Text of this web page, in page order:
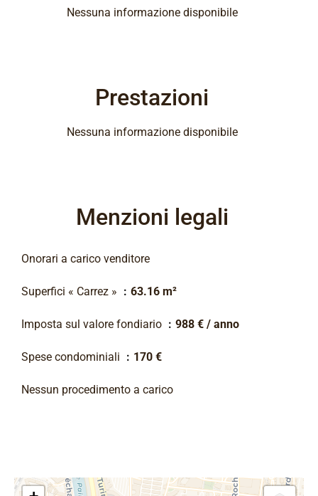
Nessuna informazione disponibile
Prestazioni
Nessuna informazione disponibile
Menzioni legali
Onorari a carico venditore
Superfici « Carrez » 63.16 m²
Imposta sul valore fondiario 988 € / anno
Spese condominiali 170 €
Nessun procedimento a carico